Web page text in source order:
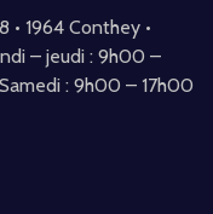
: 9h00 – 17h00